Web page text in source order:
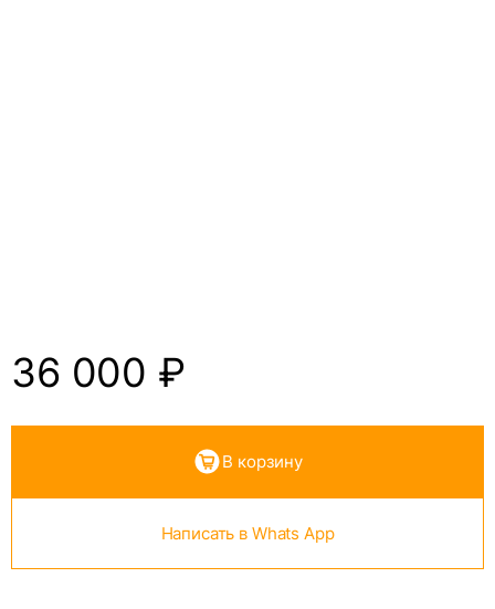
36 000 ₽
В корзину
Написать в Whats App